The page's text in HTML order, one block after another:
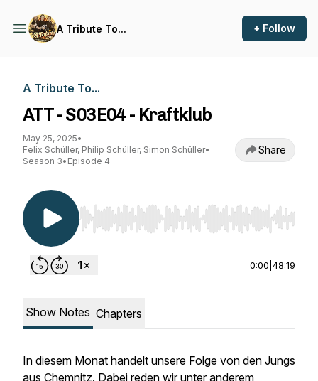
A Tribute To... + Follow
A Tribute To...
ATT - S03E04 - Kraftklub
May 25, 2025•
Felix Schüller, Philip Schüller, Simon Schüller•
Season 3• Episode 4
Share
Use Left/Right to seek, Home/End to jump to
0:00 48:19
Show Notes Chapters
In diesem Monat handelt unsere Folge von den Jungs
aus Chemnitz. Dabei reden wir unter anderem